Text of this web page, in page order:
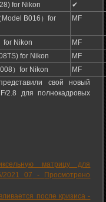
for Nikon
✔
Model B016）for
MF
for Nikon
MF
for Nikon
MF
）for Nikon
MF
свой новый
2.8 для полнокадровых
матрицу для
2021 07 -
Просмотрено
после кризиса -